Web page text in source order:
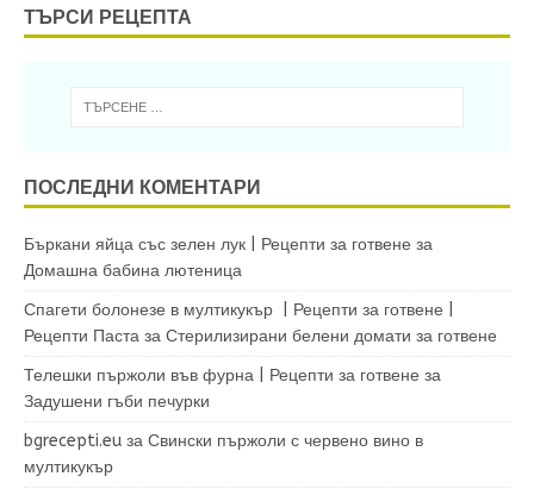
ТЪРСИ РЕЦЕПТА
ПОСЛЕДНИ КОМЕНТАРИ
Бъркани яйца със зелен лук | Рецепти за готвене за
Домашна бабина лютеница
Спагети болонезе в мултикукър | Рецепти за готвене |
Рецепти Паста за Стерилизирани белени домати за готвене
Телешки пържоли във фурна | Рецепти за готвене за
Задушени гъби печурки
bgrecepti.eu за Свински пържоли с червено вино в
мултикукър